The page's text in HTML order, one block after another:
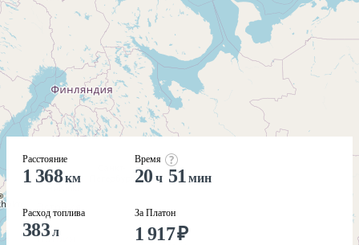
Расстояние
1 368км
Расход топлива
383л
Время
20 ч 51 мин
За Платон
1 917₽